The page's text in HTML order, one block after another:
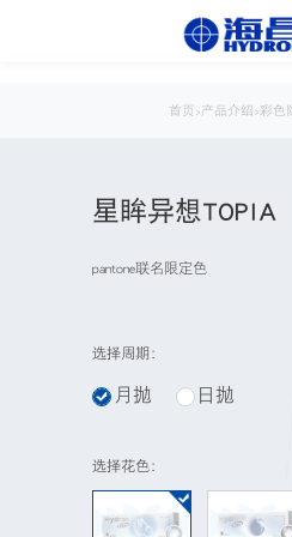
首页 >产品介绍>彩色
星眸异想TOPIA
pantone联名限定色
选择周期：
月抛 日抛
选择花色：